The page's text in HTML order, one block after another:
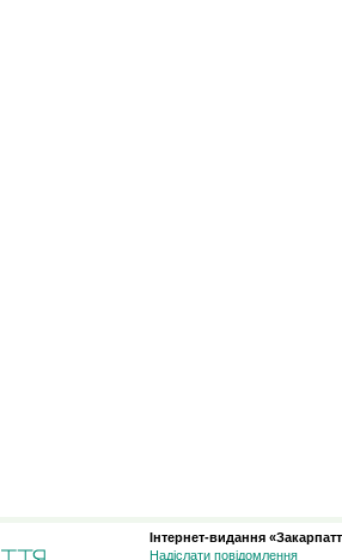
Інтернет-видання
Надіслати повідомлення